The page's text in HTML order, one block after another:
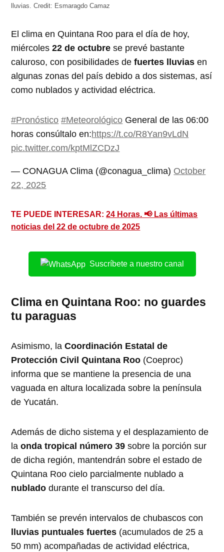
lluvias.Credit: Esmaragdo Camaz
El clima en Quintana Roo para el día de hoy,
miércoles22 de octubre se prevé bastante
caluroso, con posibilidades defuertes lluvias en
algunas zonas del país debido a dos sistemas, así
como nublados y actividad eléctrica.
#Pronóstico #Meteorológico General de las 06:00
horas consúltalo en:https://t.co/R8Yan9vLdN
pic.twitter.com/kptMlZCDzJ
— CONAGUA Clima (@conagua_clima) October
22, 2025
TE PUEDE INTERESAR:24 Horas. 📢 Las últimas
noticias del 22 de octubre de 2025
Suscríbete a nuestro canal
Clima en Quintana Roo: no guardes
tu paraguas
Asimismo, laCoordinación Estatal de
Protección Civil Quintana Roo (Coeproc)
informa que se mantiene la presencia de una
vaguada en altura localizada sobre la península
de Yucatán.
Además de dicho sistema y el desplazamiento de
laonda tropical número 39 sobre la porción sur
de dicha región, mantendrán sobre el estado de
Quintana Roo cielo parcialmente nublado a
nubladodurante el transcurso del día.
También se prevén intervalos de chubascos con
lluvias puntuales fuertes (acumulados de 25 a
50 mm) acompañadas de actividad eléctrica,